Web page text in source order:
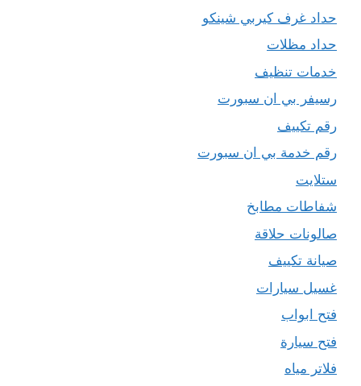
حداد غرف كيربي شينكو
حداد مظلات
خدمات تنظيف
رسيفر بي ان سبورت
رقم تكييف
رقم خدمة بي ان سبورت
ستلايت
شفاطات مطابخ
صالونات حلاقة
صيانة تكييف
غسيل سيارات
فتح ابواب
فتح سيارة
فلاتر مياه